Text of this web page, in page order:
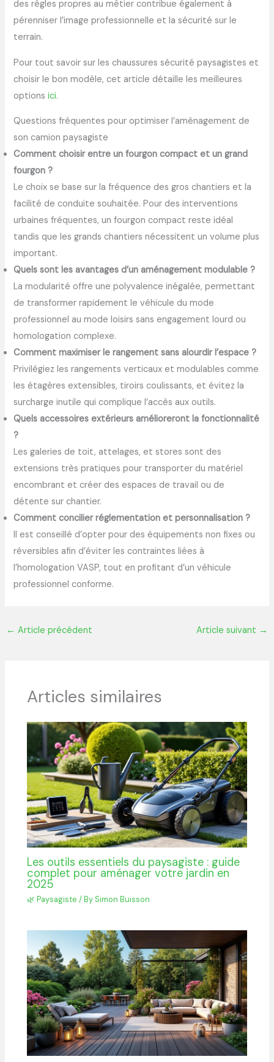
des règles propres au métier contribue également à
pérenniser l’image professionnelle et la sécurité sur le
terrain.
Pour tout savoir sur les chaussures sécurité paysagistes et
choisir le bon modèle, cet article détaille les meilleures
optionsici.
Questions fréquentes pour optimiser l’aménagement de
son camion paysagiste
Comment choisir entre un fourgon compact et un grand
fourgon ?
Le choix se base sur la fréquence des gros chantiers et la
facilité de conduite souhaitée. Pour des interventions
urbaines fréquentes, un fourgon compact reste idéal
tandis que les grands chantiers nécessitent un volume plus
important.
Quels sont les avantages d’un aménagement modulable ?
La modularité offre une polyvalence inégalée, permettant
de transformer rapidement le véhicule du mode
professionnel au mode loisirs sans engagement lourd ou
homologation complexe.
Comment maximiser le rangement sans alourdir l’espace ?
Privilégiez les rangements verticaux et modulables comme
les étagères extensibles, tiroirs coulissants, et évitez la
surcharge inutile qui complique l’accès aux outils.
Quels accessoires extérieurs amélioreront la fonctionnalité
?
Les galeries de toit, attelages, et stores sont des
extensions très pratiques pour transporter du matériel
encombrant et créer des espaces de travail ou de
détente sur chantier.
Comment concilier réglementation et personnalisation ?
Il est conseillé d’opter pour des équipements non fixes ou
réversibles afin d’éviter les contraintes liées à
l’homologation VASP, tout en profitant d’un véhicule
professionnel conforme.
← Article précédent Article suivant →
Articles similaires
Les outils essentiels du paysagiste : guide
complet pour aménager votre jardin en
2025
🌿 Paysagiste / By Simon Buisson